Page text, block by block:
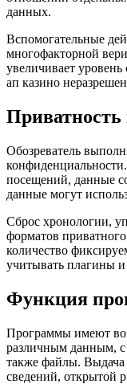
данных.
Вспомогательные
многофакторной
увеличивает
ап казино
Приватность
Обозреватель
посещений, данные
данные могут
Сброс хронологии,
форматов
количество
учитывать плагины
Функция
Программы имеют
различным данным,
также файлы. Выдача
сведений, открытой